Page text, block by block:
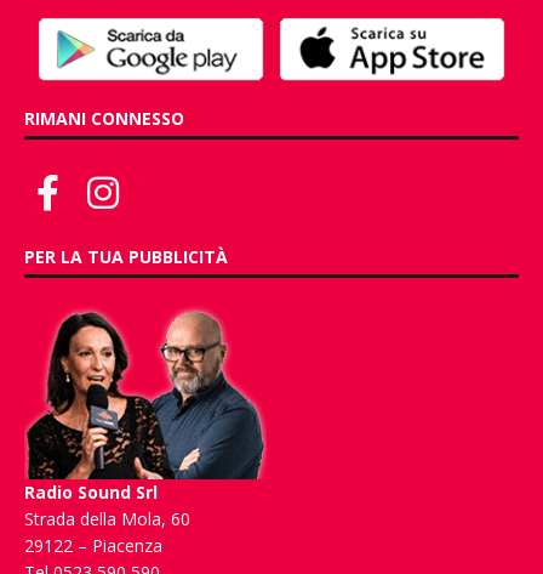
RIMANI CONNESSO
PER LA TUA PUBBLICITÀ
Radio Sound Srl
Strada della Mola, 60
29122 – Piacenza